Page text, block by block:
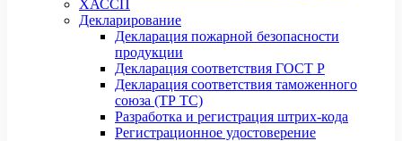
ХАССП
Декларирование
Декларация пожарной безопасности
продукции
Декларация соответствия ГОСТ Р
Декларация соответствия таможенного
союза (ТР ТС)
Разработка и регистрация штрих-кода
Регистрационное удостоверение